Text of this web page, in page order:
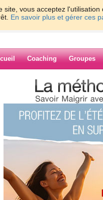
site, vous acceptez
En savoir plus et gérer ces
Coaching Groupes
> JeanMichelGurret
pour aider les victimes
de